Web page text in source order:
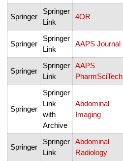
Springer
Springer
Link
4OR
Springer
Springer
Link
AAPS Journal
Springer
Springer
Link
AAPS
PharmSciTech
Springer
Springer
Link
with
Archive
Abdominal
Imaging
Springer
Springer
Link
Abdominal
Radiology